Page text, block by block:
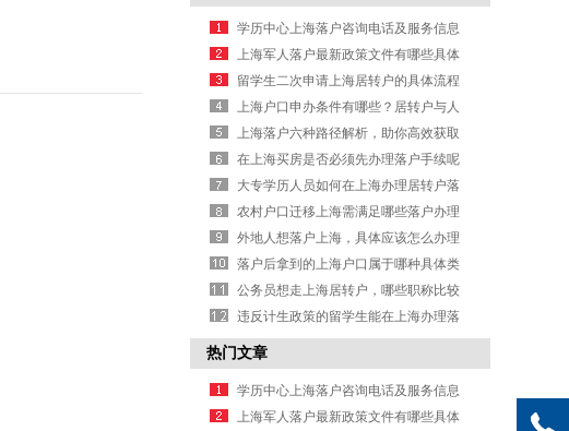
学历中心上海落户咨询电话及服务信息
上海军人落户最新政策文件有哪些具体
规定要求
留学生二次申请上海居转户的具体流程
是什么
上海户口申办条件有哪些？居转户与人
才引进要求详解
上海落户六种路径解析，助你高效获取
户口办理信息
在上海买房是否必须先办理落户手续呢
大专学历人员如何在上海办理居转户落
户申请？
农村户口迁移上海需满足哪些落户办理
条件？
外地人想落户上海，具体应该怎么办理
手续？
落户后拿到的上海户口属于哪种具体类
型呢？
公务员想走上海居转户，哪些职称比较
好考且容易落户？
违反计生政策的留学生能在上海办理落
户吗
热门文章
学历中心上海落户咨询电话及服务信息
上海军人落户最新政策文件有哪些具体